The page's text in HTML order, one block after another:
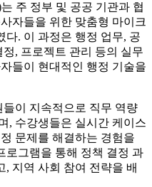
주 정부 및 공공 기관과 협
자들을 위한 맞춤형 마이크
다. 이 과정은 행정 업무, 공
, 프로젝트 관리 등의 실무
들이 현대적인 행정 기술을
이 지속적으로 직무 역량
, 수강생들은 실시간 케이스
문제를 해결하는 경험을
로그램을 통해 정책 결정 과
지역 사회 참여 전략을 배